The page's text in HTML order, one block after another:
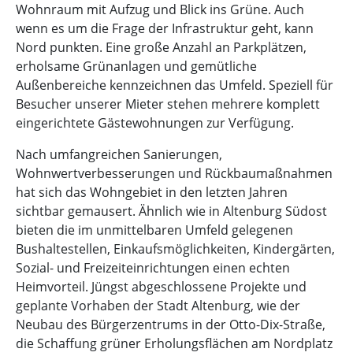
Wohnraum mit Aufzug und Blick ins Grüne. Auch
wenn es um die Frage der Infrastruktur geht, kann
Nord punkten. Eine große Anzahl an Parkplätzen,
erholsame Grünanlagen und gemütliche
Außenbereiche kennzeichnen das Umfeld. Speziell für
Besucher unserer Mieter stehen mehrere komplett
eingerichtete Gästewohnungen zur Verfügung.
Nach umfangreichen Sanierungen,
Wohnwertverbesserungen und Rückbaumaßnahmen
hat sich das Wohngebiet in den letzten Jahren
sichtbar gemausert. Ähnlich wie in Altenburg Südost
bieten die im unmittelbaren Umfeld gelegenen
Bushaltestellen, Einkaufsmöglichkeiten, Kindergärten,
Sozial- und Freizeiteinrichtungen einen echten
Heimvorteil. Jüngst abgeschlossene Projekte und
geplante Vorhaben der Stadt Altenburg, wie der
Neubau des Bürgerzentrums in der Otto-Dix-Straße,
die Schaffung grüner Erholungsflächen am Nordplatz